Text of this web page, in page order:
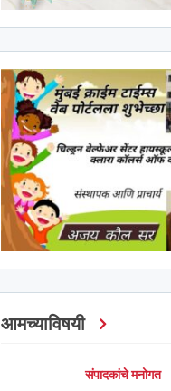
आमच्याविषयी
संपादकांचे मनोगत